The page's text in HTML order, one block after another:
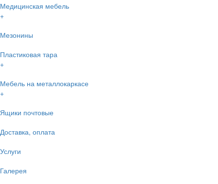
Медицинская мебель
+
Мезонины
Пластиковая тара
+
Мебель на металлокаркасе
+
Ящики почтовые
Доставка, оплата
Услуги
Галерея